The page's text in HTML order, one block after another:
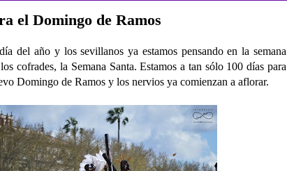
el Domingo de Ramos
del año y los sevillanos ya estamos pensando en la semana
cofrades, la Semana Santa. Estamos a tan sólo 100 días para
Domingo de Ramos y los nervios ya comienzan a aflorar.